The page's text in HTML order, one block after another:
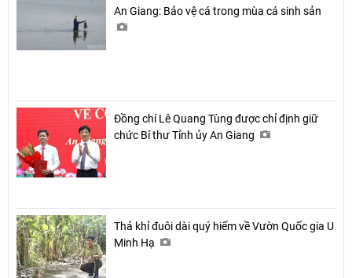
An Giang: Bảo vệ cá trong mùa cá sinh sản
Đồng chí Lê Quang Tùng được chỉ định giữ
chức Bí thư Tỉnh ủy An Giang
Thả khỉ đuôi dài quý hiếm về Vườn Quốc gia U
Minh Hạ